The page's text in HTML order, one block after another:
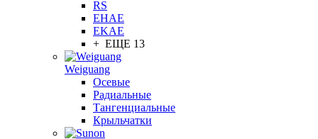
RS
EHAE
EKAE
+ ЕЩЕ 13
Weiguang
Осевые
Радиальные
Тангенциальные
Крыльчатки